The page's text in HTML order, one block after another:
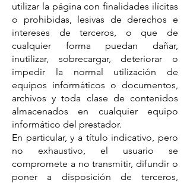
utilizar la página con finalidades ilícitas
o prohibidas, lesivas de derechos e
intereses de terceros, o que de
cualquier forma puedan dañar,
inutilizar, sobrecargar, deteriorar o
impedir la normal utilización de
equipos informáticos o documentos,
archivos y toda clase de contenidos
almacenados en cualquier equipo
informático del prestador.
En particular, y a título indicativo, pero
no exhaustivo, el usuario se
compromete a no transmitir, difundir o
poner a disposición de terceros,